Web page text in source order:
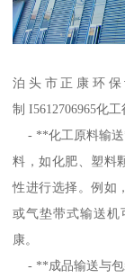
泊头市正康环
制 I5612706965化
- **化工原料输送
料，如化肥、塑料
性进行选择。例如
或气垫带式输送
康。
- **成品输送与包